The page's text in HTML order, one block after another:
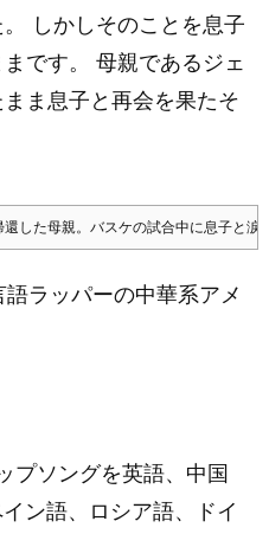
しかしそのことを息子
です。 母親であるジェ
ま息子と再会を果たそ
した母親。バスケの試合中に息子と涙
ラッパーの中華系アメ
プソングを英語、中国
ン語、ロシア語、ドイ